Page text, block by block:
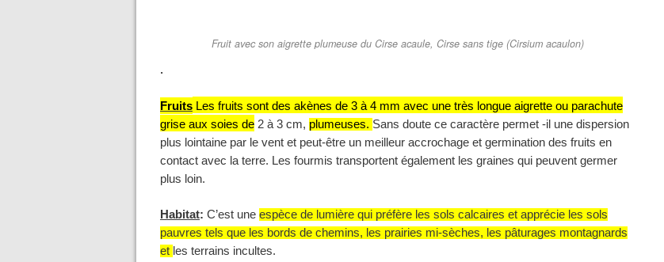
Fruit avec son aigrette plumeuse du Cirse acaule, Cirse sans tige (Cirsium acaulon)
.
Fruits Les fruits sont des akènes de 3 à 4 mm avec une très longue aigrette ou parachute
grise aux soies de 2 à 3 cm, plumeuses. Sans doute ce caractère permet -il une dispersion
plus lointaine par le vent et peut-être un meilleur accrochage et germination des fruits en
contact avec la terre. Les fourmis transportent également les graines qui peuvent germer
plus loin.
Habitat: C’est une espèce de lumière qui préfère les sols calcaires et apprécie les sols
pauvres tels que les bords de chemins, les prairies mi-sèches, les pâturages montagnards
et les terrains incultes.